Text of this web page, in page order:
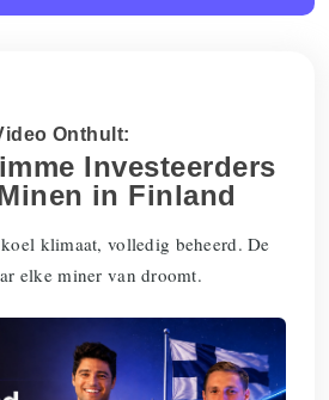
Onthult:
Investeerders
in Finland
klimaat, volledig beheerd. De
elke miner van droomt.